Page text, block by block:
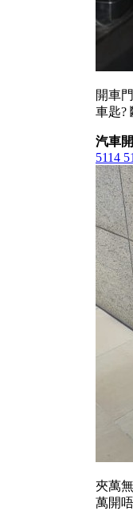
開車
車匙?
汽車
5114
夾萬
萬開